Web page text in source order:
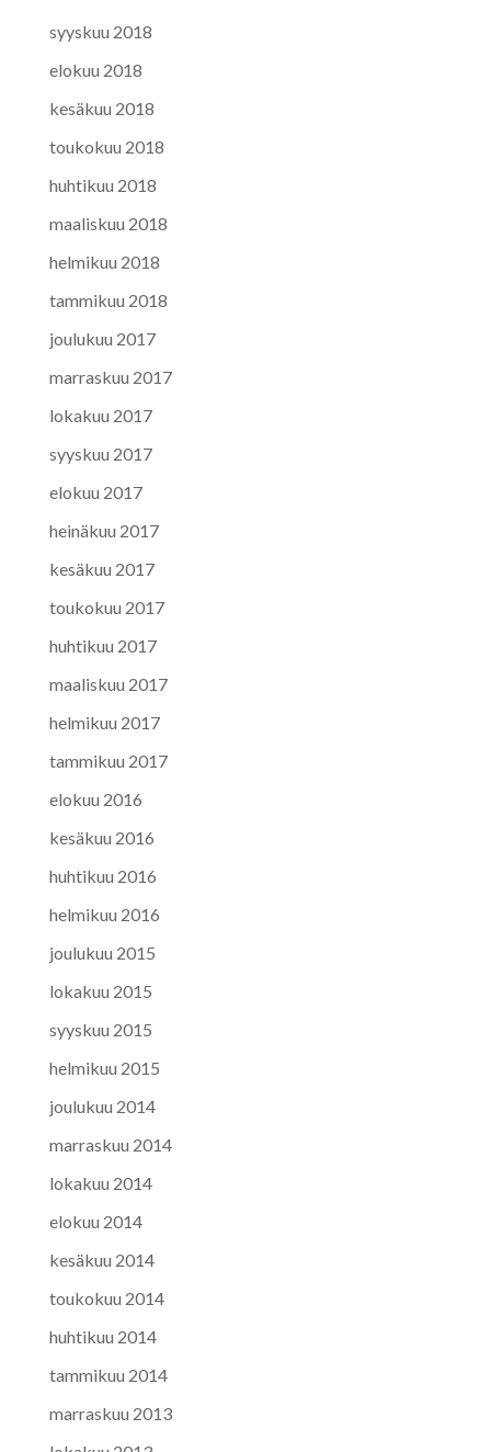
syyskuu 2018
elokuu 2018
kesäkuu 2018
toukokuu 2018
huhtikuu 2018
maaliskuu 2018
helmikuu 2018
tammikuu 2018
joulukuu 2017
marraskuu 2017
lokakuu 2017
syyskuu 2017
elokuu 2017
heinäkuu 2017
kesäkuu 2017
toukokuu 2017
huhtikuu 2017
maaliskuu 2017
helmikuu 2017
tammikuu 2017
elokuu 2016
kesäkuu 2016
huhtikuu 2016
helmikuu 2016
joulukuu 2015
lokakuu 2015
syyskuu 2015
helmikuu 2015
joulukuu 2014
marraskuu 2014
lokakuu 2014
elokuu 2014
kesäkuu 2014
toukokuu 2014
huhtikuu 2014
tammikuu 2014
marraskuu 2013